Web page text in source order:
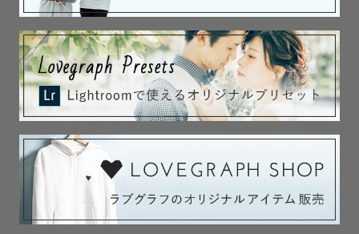
ママとしての目線も大切にしながら、親御さんの気持ちに
寄り添う撮影を心がけています☺️
⸻
☁️最後に
”写真はただのキロクではなく、心の宝物”
「今この瞬間が、10年後の宝物になるように。」
そんな気持ちで、一枚一枚シャッターを切っています。